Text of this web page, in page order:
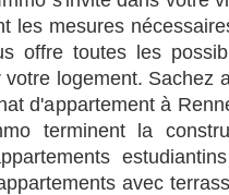
les mesures
offre toutes les
logement. Sachez
d'appartement à
terminent la
avec